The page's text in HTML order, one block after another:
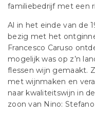
familiebedrijf met een
Al in het einde van de
bezig met het
Francesco Caruso
mogelijk was op z’n
flessen wijn gemaakt.
met wijnmaken en
naar kwaliteitswijn in
zoon van Nino: Stefano